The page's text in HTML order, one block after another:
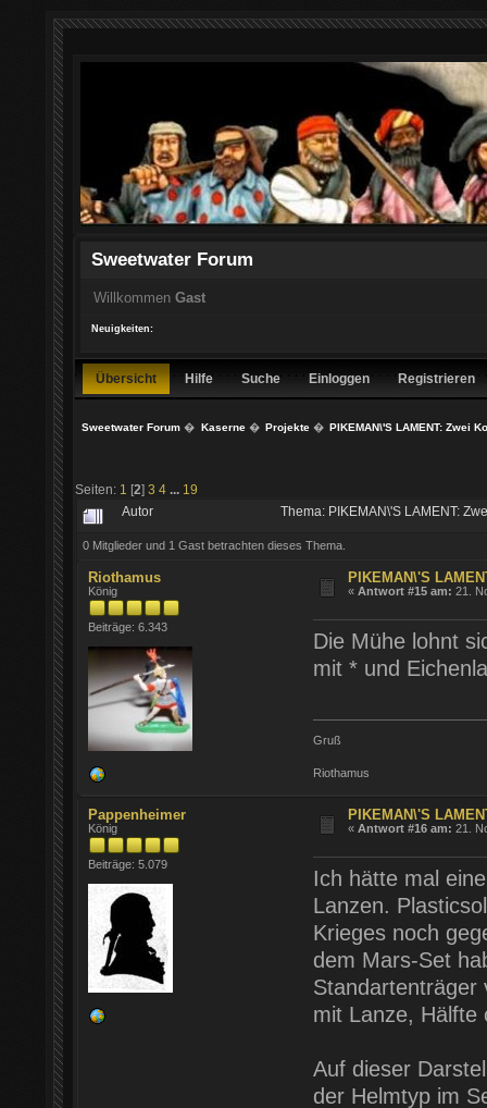
Sweetwater Forum
Willkommen Gast
Neuigkeiten:
Übersicht Hilfe Suche Einloggen Registrieren
Sweetwater Forum � Kaserne� Projekte� PIKEMAN\'S LAMENT: Zwei
Seiten: 1 [2] 3 4 ... 19
Autor Thema: PIKEMAN\'S LAMENT:
0 Mitglieder und 1 Gast betrachten dieses Thema.
Riothamus
König
Beiträge: 6.343
PIKEMAN\'S
«Antwort #15 am: 21.
Die Mühe lohnt
mit * und
Gruß
Riothamus
Pappenheimer
König
Beiträge: 5.079
PIKEMAN\'S
«Antwort #16 am: 21.
Ich hätte mal
Lanzen.
Krieges noch
dem Mars-Set
Standartenträger
mit Lanze, Hälfte
Auf dieser
der Helmtyp im